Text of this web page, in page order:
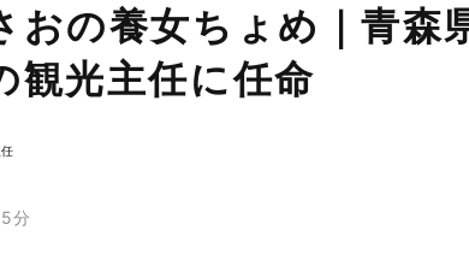
おの養女ちょめ｜青森
観光主任に任命
分